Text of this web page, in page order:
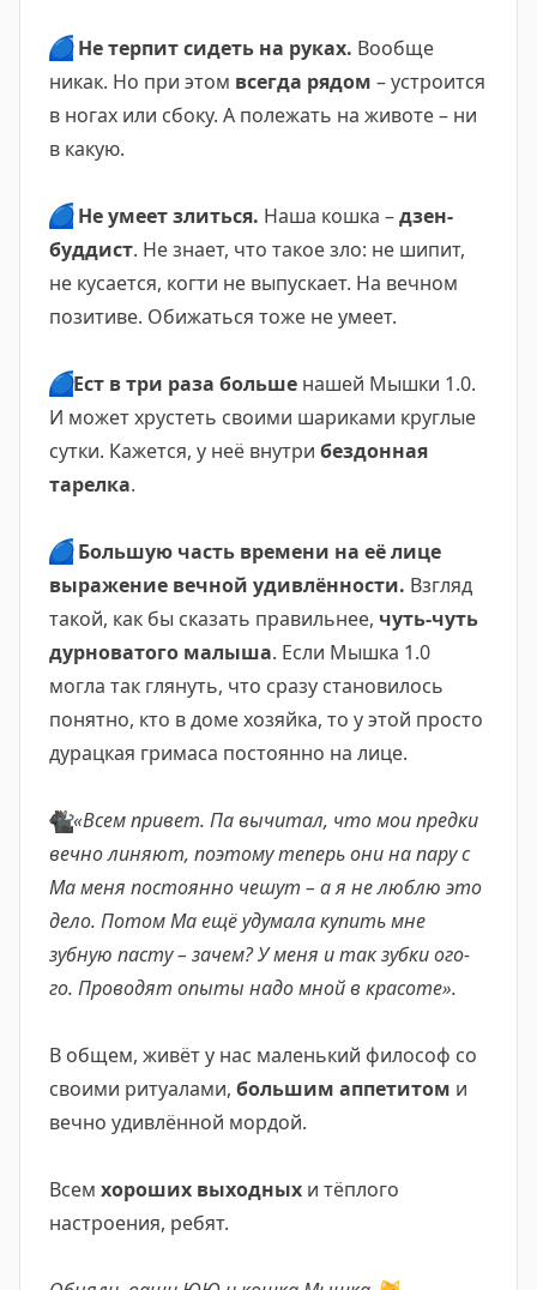
🔵Не терпит сидеть на руках. Вообще
никак. Но при этом всегда рядом – устроится
в ногах или сбоку. А полежать на животе – ни
в какую.
🔵Не умеет злиться. Наша кошка –дзен-
буддист. Не знает, что такое зло: не шипит,
не кусается, когти не выпускает. На вечном
позитиве. Обижаться тоже не умеет.
🔵Ест в три раза больше нашей Мышки 1.0.
И может хрустеть своими шариками круглые
сутки. Кажется, у неё внутри бездонная
тарелка.
🔵Большую часть времени на её лице
выражение вечной удивлённости. Взгляд
такой, как бы сказать правильнее, чуть-чуть
дурноватого малыша. Если Мышка 1.0
могла так глянуть, что сразу становилось
понятно, кто в доме хозяйка, то у этой просто
дурацкая гримаса постоянно на лице.
🐈‍⬛«Всем привет. Па вычитал, что мои предки
вечно линяют, поэтому теперь они на пару с
Ма меня постоянно чешут – а я не люблю это
дело. Потом Ма ещё удумала купить мне
зубную пасту – зачем? У меня и так зубки ого-
го. Проводят опыты надо мной в красоте».
В общем, живёт у нас маленький философ со
своими ритуалами, большим аппетитом и
вечно удивлённой мордой.
Всем хороших выходных и тёплого
настроения, ребят.